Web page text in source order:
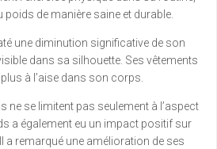
poids de manière saine et durable.
une diminution significative de son
dans sa silhouette. Ses vêtements
à l’aise dans son corps.
ne se limitent pas seulement à l’aspect
a également eu un impact positif sur
a remarqué une amélioration de ses